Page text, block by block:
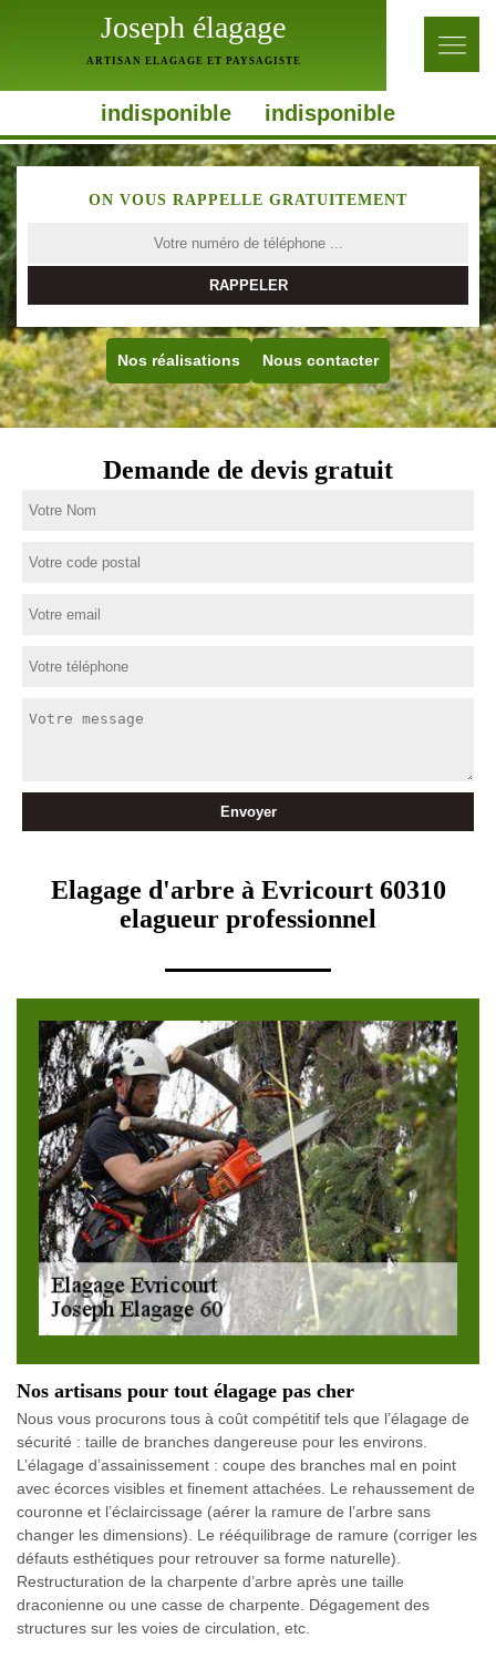
Joseph élagage
ARTISAN ELAGAGE ET PAYSAGISTE
indisponible indisponible
ON VOUS RAPPELLE GRATUITEMENT
Nos réalisations Nous contacter
Demande de devis gratuit
Elagage d'arbre à Evricourt 60310
elagueur professionnel
Nos artisans pour tout élagage pas cher
Nous vous procurons tous à coût compétitif tels que l’élagage de
sécurité : taille de branches dangereuse pour les environs.
L’élagage d’assainissement : coupe des branches mal en point
avec écorces visibles et finement attachées. Le rehaussement de
couronne et l’éclaircissage (aérer la ramure de l’arbre sans
changer les dimensions). Le rééquilibrage de ramure (corriger les
défauts esthétiques pour retrouver sa forme naturelle).
Restructuration de la charpente d’arbre après une taille
draconienne ou une casse de charpente. Dégagement des
structures sur les voies de circulation, etc.